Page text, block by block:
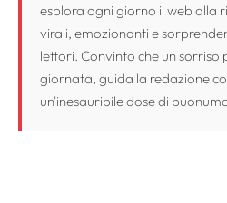
esplora ogni giorno il web alla
virali, emozionanti e
lettori. Convinto che un sorriso
giornata, guida la redazione
un'inesauribile dose di